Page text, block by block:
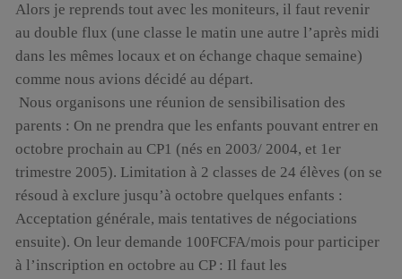
Alors je reprends tout avec les moniteurs, il faut revenir
au double flux (une classe le matin une autre l’après midi
dans les mêmes locaux et on échange chaque semaine)
comme nous avions décidé au départ.
Nous organisons une réunion de sensibilisation des
parents : On ne prendra que les enfants pouvant entrer en
octobre prochain au CP1 (nés en 2003/ 2004, et 1er
trimestre 2005). Limitation à 2 classes de 24 élèves (on se
résoud à exclure jusqu’à octobre quelques enfants :
Acceptation générale, mais tentatives de négociations
ensuite). On leur demande 100FCFA/mois pour participer
à l’inscription en octobre au CP : Il faut les